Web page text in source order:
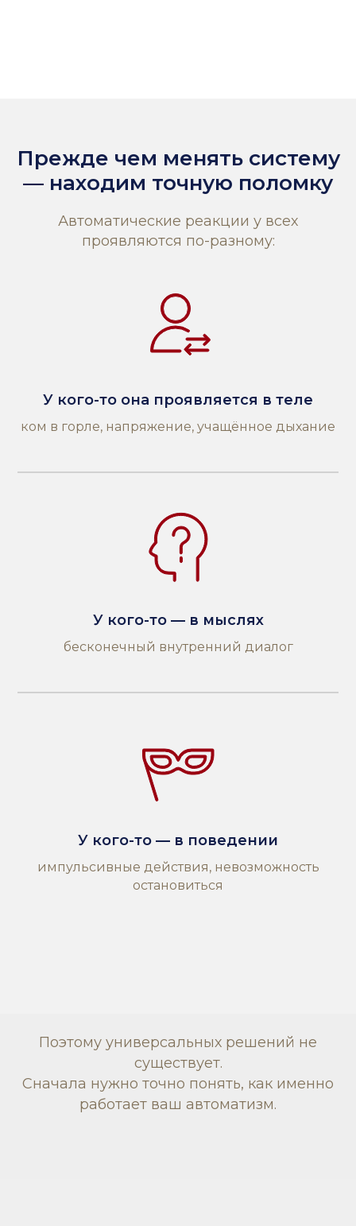
Прежде чем менять систему
— находим точную поломку
Автоматические реакции у всех
проявляются по-разному:
У кого-то она проявляется в теле
ком в горле, напряжение, учащённое дыхание
У кого-то — в мыслях
бесконечный внутренний диалог
У кого-то — в поведении
импульсивные действия, невозможность
остановиться
Поэтому универсальных решений не
существует.
Сначала нужно точно понять, как именно
работает ваш автоматизм.